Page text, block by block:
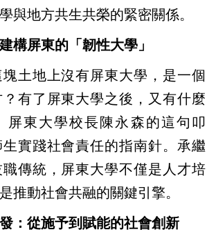
與地方共生共榮的緊密關係。
構屏東的「韌性大學」
塊土地上沒有屏東大學，是一個
有了屏東大學之後，又有什麼
屏東大學校長陳永森的這句叩
實踐社會責任的指南針。承繼
傳統，屏東大學不僅是人才培
推動社會共融的關鍵引擎。
：從施予到賦能的社會創新